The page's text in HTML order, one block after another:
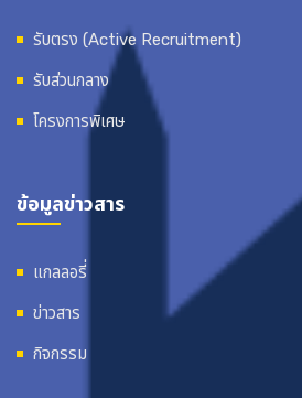
รับตรง (Active Recruitment)
รับส่วนกลาง
โครงการพิเศษ
ข้อมูลข่าวสาร
แกลลอรี่
ข่าวสาร
กิจกรรม